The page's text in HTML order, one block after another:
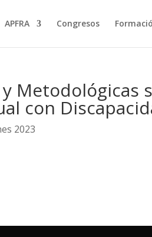
APFRA Congresos
Metodológicas
con
2023